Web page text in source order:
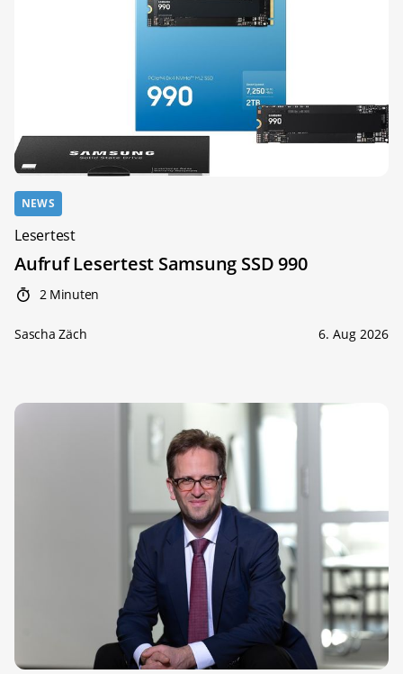
NEWS
Lesertest
Aufruf Lesertest Samsung SSD 990
2 Minuten
Sascha Zäch 6. Aug 2026